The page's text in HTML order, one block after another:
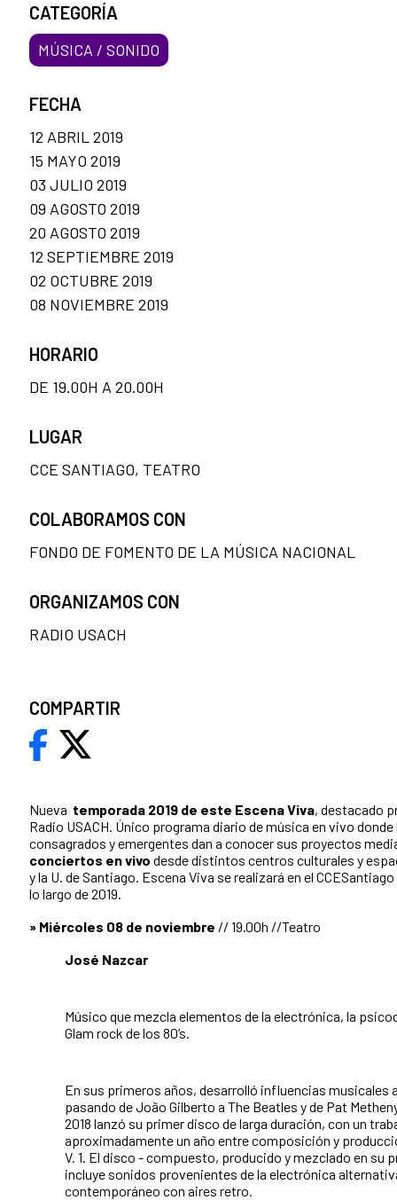
Nueva temporada 2019 de este Escena Viva, destacado
Radio USACH. Único programa diario de música en vivo
consagrados y emergentes dan a conocer sus proyectos
conciertos en vivo desde distintos centros culturales y
y la U. de Santiago. Escena Viva se realizará en el
lo largo de 2019.
» Miércoles 08 de noviembre // 19.00h //Teatro
José Nazcar
Músico que mezcla elementos de la electrónica, la
Glam rock de los 80’s.
En sus primeros años, desarrolló influencias musicales
pasando de João Gilberto a The Beatles y de Pat
2018 lanzó su primer disco de larga duración, con un
aproximadamente un año entre composición y
V. 1. El disco - compuesto, producido y mezclado en su
incluye sonidos provenientes de la electrónica
contemporáneo con aires retro.
CATEGORÍA
MÚSICA / SONIDO
FECHA
12 ABRIL 2019
15 MAYO 2019
03 JULIO 2019
09 AGOSTO 2019
20 AGOSTO 2019
12 SEPTIEMBRE 2019
02 OCTUBRE 2019
08 NOVIEMBRE 2019
HORARIO
DE 19.00H A 20.00H
LUGAR
CCE SANTIAGO, TEATRO
COLABORAMOS CON
FONDO DE FOMENTO DE LA MÚSICA NACIONAL
ORGANIZAMOS CON
RADIO USACH
COMPARTIR